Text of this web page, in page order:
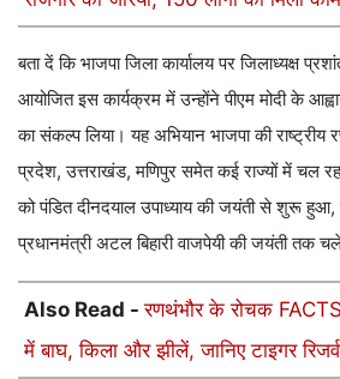
बता दें कि भाजपा जिला कार्यालय पर जिलाध्यक्ष
आयोजित इस कार्यक्रम में उन्होंने पीएम मोदी के
का संकल्प लिया। यह अभियान भाजपा की राष्ट्रीय
प्रदेश, उत्तराखंड, मणिपुर समेत कई राज्यों में चल
को पंडित दीनदयाल उपाध्याय की जयंती से शुरू हुआ,
प्रधानमंत्री अटल बिहारी वाजपेयी की जयंती तक
Also Read -रणथंभौर के रोचक
में बाघ, किला और झीलें, जानिए टाइगर